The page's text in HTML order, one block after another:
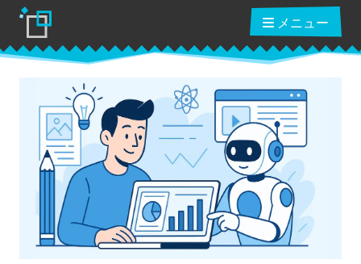
メニュー
ブログ
読んだ本
動画講座